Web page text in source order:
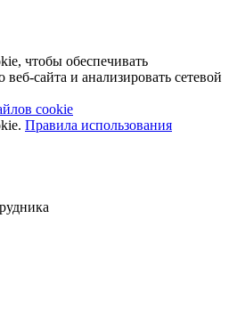
чтобы обеспечивать
сайта и анализировать сетевой
cookie
Правила использования